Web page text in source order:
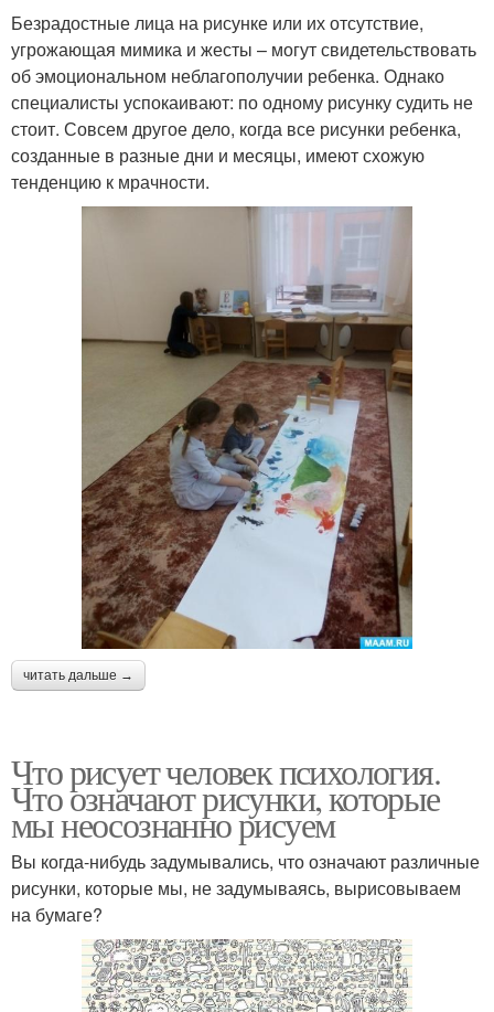
Безрадостные лица на рисунке или их отсутствие,
угрожающая мимика и жесты – могут свидетельствовать
об эмоциональном неблагополучии ребенка. Однако
специалисты успокаивают: по одному рисунку судить не
стоит. Совсем другое дело, когда все рисунки ребенка,
созданные в разные дни и месяцы, имеют схожую
тенденцию к мрачности.
читать дальше →
Что рисует человек психология.
Что означают рисунки, которые
мы неосознанно рисуем
Вы когда-нибудь задумывались, что означают различные
рисунки, которые мы, не задумываясь, вырисовываем
на бумаге?